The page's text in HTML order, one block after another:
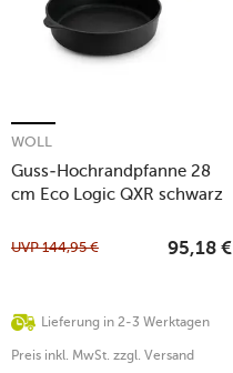
Guss-Hochrandpfanne 28
cm Eco Logic QXR schwarz
WOLL
Lieferung in 2-3 Werktagen
UVP144,95 € 95,18 €
Preis inkl. MwSt. zzgl. Versand